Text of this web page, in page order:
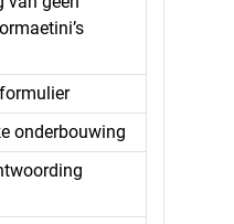
onderbouwing